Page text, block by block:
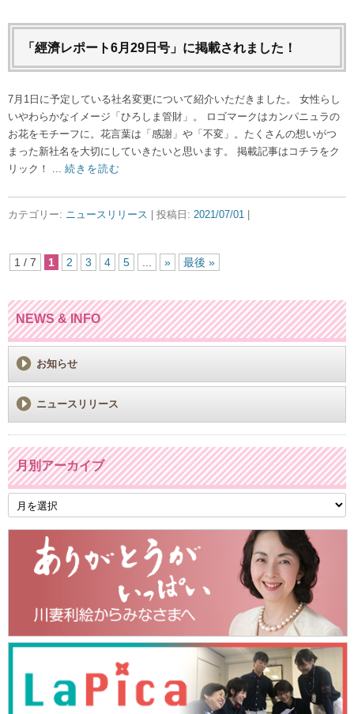
「經濟レポート6月29日号」に掲載されました！
7月1日に予定している社名変更について紹介いただきました。 女性らし
いやわらかなイメージ「ひろしま管財」。 ロゴマークはカンパニュラの
お花をモチーフに。花言葉は「感謝」や「不変」。たくさんの想いがつ
まった新社名を大切にしていきたいと思います。 掲載記事はコチラをク
リック！ ... 続きを読む
カテゴリー: ニュースリリース | 投稿日: 2021/07/01
1 / 7 1 2 3 4 5 » 最後 »
NEWS & INFO
お知らせ
ニュースリリース
月別アーカイブ
月
別
ア
ー